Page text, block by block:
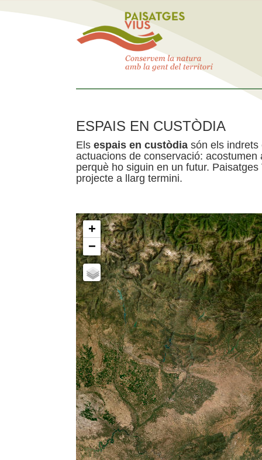
ESPAIS EN CUSTÒDIA
Els espais en custòdia són els indrets
actuacions de conservació:
perquè ho siguin en un futur.
projecte a llarg termini.
+
−